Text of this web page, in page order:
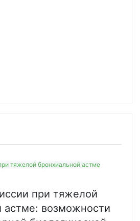
при тяжелой
астме: возможности